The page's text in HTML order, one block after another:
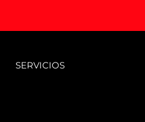
SERVICIOS